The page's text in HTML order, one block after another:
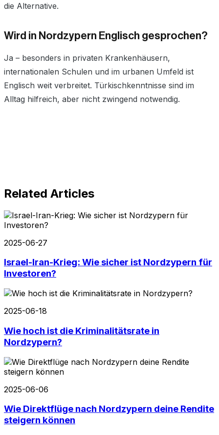
die Alternative.
Wird in Nordzypern Englisch gesprochen?
Ja – besonders in privaten Krankenhäusern,
internationalen Schulen und im urbanen Umfeld ist
Englisch weit verbreitet. Türkischkenntnisse sind im
Alltag hilfreich, aber nicht zwingend notwendig.
Related Articles
2025-06-27
Israel-Iran-Krieg: Wie sicher ist Nordzypern für
Investoren?
2025-06-18
Wie hoch ist die Kriminalitätsrate in
Nordzypern?
2025-06-06
Wie Direktflüge nach Nordzypern deine Rendite
steigern können